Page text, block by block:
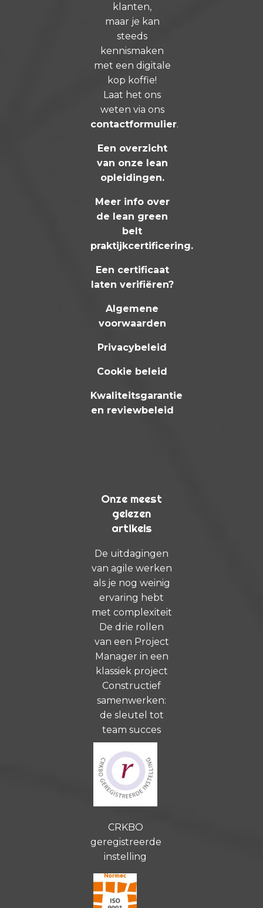
klanten,
maar je kan
steeds
kennismaken
met een digitale
kop koffie!
Laat het ons
weten via ons
contactformulier.
Een overzicht
van onze lean
opleidingen.
Meer info over
de lean green
belt
praktijkcertificering.
Een certificaat
laten verifiëren?
Algemene
voorwaarden
Privacybeleid
Cookie beleid
Kwaliteitsgarantie
en reviewbeleid
Onze meest
gelezen
artikels
De uitdagingen
van agile werken
als je nog weinig
ervaring hebt
met complexiteit
De drie rollen
van een Project
Manager in een
klassiek project
Constructief
samenwerken:
de sleutel tot
team succes
CRKBO
geregistreerde
instelling